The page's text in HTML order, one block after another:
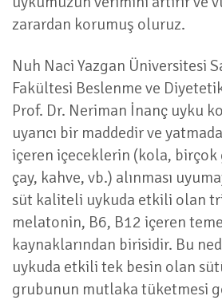
zarardan korumuş oluruz.
Nuh Naci Yazgan Üniversitesi
Fakültesi Beslenme ve
Prof. Dr. Neriman İnanç uyku
uyarıcı bir maddedir ve
içeren içeceklerin (kola, birçok
çay, kahve, vb.) alınması
süt kaliteli uykuda etkili olan
melatonin, B6, B12 içeren
kaynaklarından birisidir. Bu
uykuda etkili tek besin olan
grubunun mutlaka tüketmesi